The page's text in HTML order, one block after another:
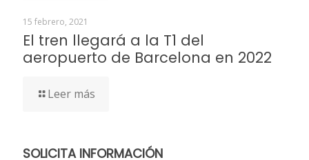
15 febrero, 2021
El tren llegará a la T1 del
aeropuerto de Barcelona en 2022
Leer más
SOLICITA INFORMACIÓN